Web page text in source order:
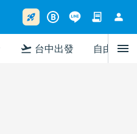
rocket_launch B contract person
flight_takeoff 台中出發 自由行menu